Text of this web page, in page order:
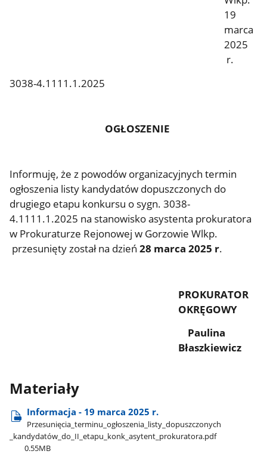
19
marca
2025
r.
3038-4.1111.1.2025
OGŁOSZENIE
Informuję, że z powodów organizacyjnych termin
ogłoszenia listy kandydatów dopuszczonych do
drugiego etapu konkursu o sygn. 3038-
4.1111.1.2025 na stanowisko asystenta prokuratora
w Prokuraturze Rejonowej w Gorzowie Wlkp.
przesunięty został na dzień28 marca 2025 r.
PROKURATOR
OKRĘGOWY
Paulina
Błaszkiewicz
Materiały
Informacja - 19 marca 2025 r.
Przesunięcia​_terminu​_ogłoszenia​_listy​_dopuszczonych​
_kandydatów​_do​_II​_etapu​_konk​_asytent​_prokuratora.pdf
0.55MB